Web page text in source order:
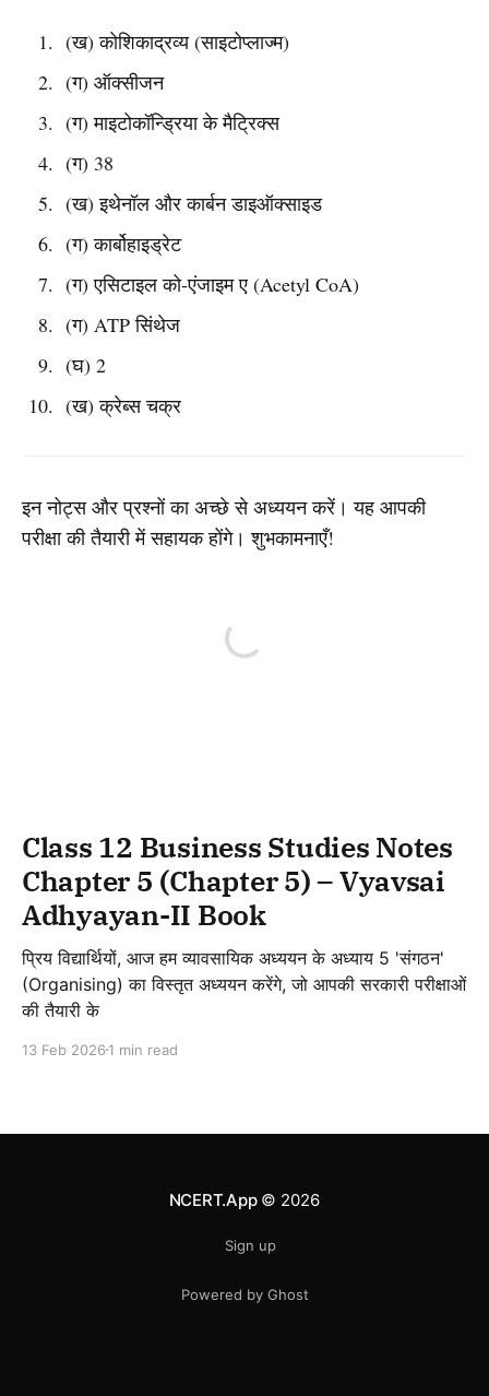
(ख) कोशिकाद्रव्य (साइटोप्लाज्म)
(ग) ऑक्सीजन
(ग) माइटोकॉन्ड्रिया के मैट्रिक्स
(ग) 38
(ख) इथेनॉल और कार्बन डाइऑक्साइड
(ग) कार्बोहाइड्रेट
(ग) एसिटाइल को-एंजाइम ए (Acetyl CoA)
(ग) ATP सिंथेज
(घ) 2
(ख) क्रेब्स चक्र
इन नोट्स और प्रश्नों का अच्छे से अध्ययन करें। यह आपकी
परीक्षा की तैयारी में सहायक होंगे। शुभकामनाएँ!
Class 12 Business Studies Notes
Chapter 5 (Chapter 5) – Vyavsai
Adhyayan-II Book
प्रिय विद्यार्थियों, आज हम व्यावसायिक अध्ययन के अध्याय 5 'संगठन'
(Organising) का विस्तृत अध्ययन करेंगे, जो आपकी सरकारी परीक्षाओं
की तैयारी के
13 Feb 2026 1 min read
NCERT.App© 2026
Sign up
Powered by Ghost